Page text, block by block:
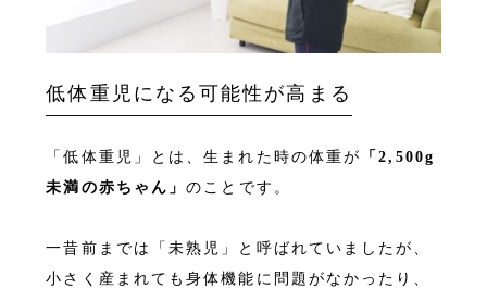
低体重児になる可能性が高まる
「低体重児」とは、生まれた時の体重が
「2,500g
未満の赤ちゃん」のことです。
一昔前までは「未熟児」と呼ばれていましたが、
小さく産まれても身体機能に問題がなかったり、